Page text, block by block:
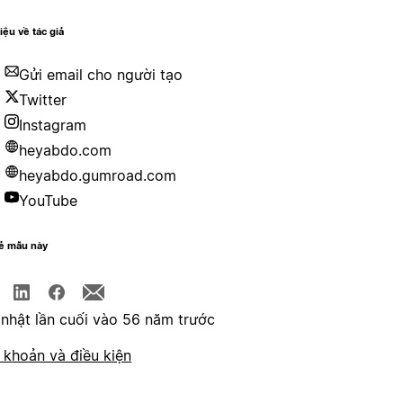
về tác giả
Gửi email cho người tạo
Twitter
Instagram
heyabdo.com
heyabdo.gumroad.com
YouTube
mẫu này
lần cuối vào 56 năm trước
và điều kiện